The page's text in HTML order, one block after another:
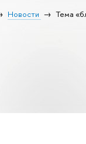
Новости Тема